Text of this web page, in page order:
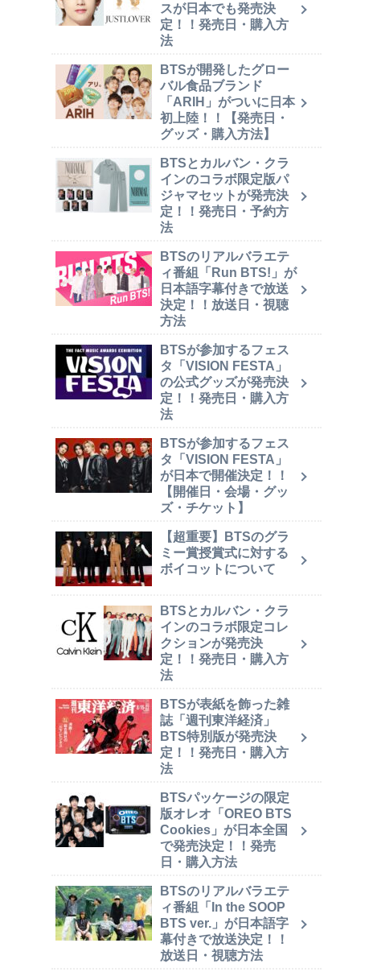
スが日本でも発売決
定！！発売日・購入方
法
BTSが開発したグロー
バル食品ブランド
「ARIH」がついに日本
初上陸！！【発売日・
グッズ・購入方法】
BTSとカルバン・クラ
インのコラボ限定版パ
ジャマセットが発売決
定！！発売日・予約方
法
BTSのリアルバラエテ
ィ番組「Run BTS!」が
日本語字幕付きで放送
決定！！放送日・視聴
方法
BTSが参加するフェス
タ「VISION FESTA」
の公式グッズが発売決
定！！発売日・購入方
法
BTSが参加するフェス
タ「VISION FESTA」
が日本で開催決定！！
【開催日・会場・グッ
ズ・チケット】
【超重要】BTSのグラ
ミー賞授賞式に対する
ボイコットについて
BTSとカルバン・クラ
インのコラボ限定コレ
クションが発売決
定！！発売日・購入方
法
BTSが表紙を飾った雑
誌「週刊東洋経済」
BTS特別版が発売決
定！！発売日・購入方
法
BTSパッケージの限定
版オレオ「OREO BTS
Cookies」が日本全国
で発売決定！！発売
日・購入方法
BTSのリアルバラエテ
ィ番組「In the SOOP
BTS ver.」が日本語字
幕付きで放送決定！！
放送日・視聴方法